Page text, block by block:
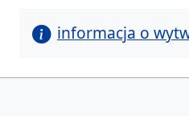
informacja o